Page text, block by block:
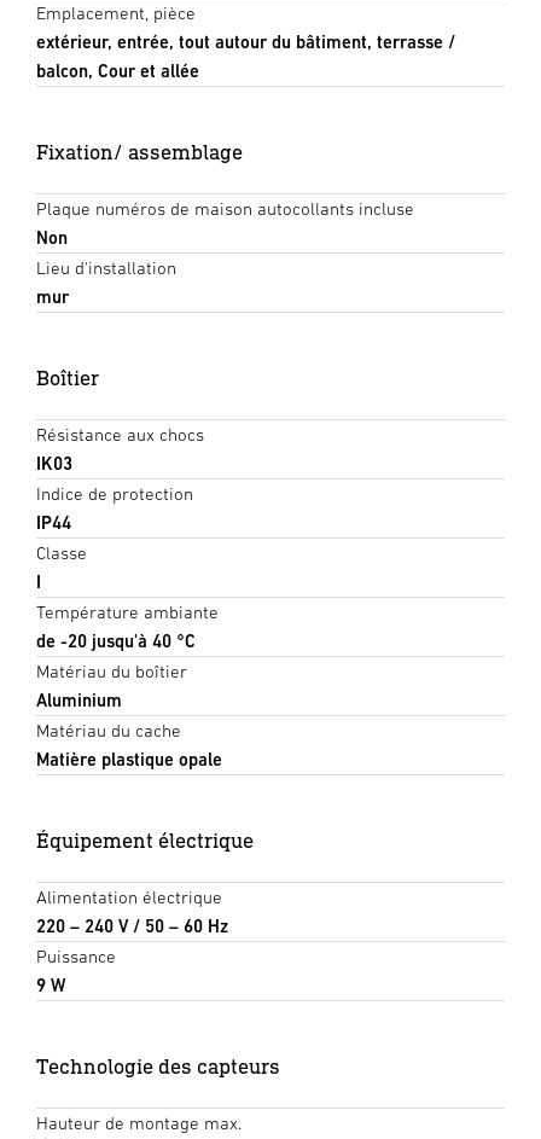
Emplacement, pièce
extérieur, entrée, tout autour du bâtiment, terrasse /
balcon, Cour et allée
Fixation/ assemblage
Plaque numéros de maison autocollants incluse
Non
Lieu d'installation
mur
Boîtier
Résistance aux chocs
IK03
Indice de protection
IP44
Classe
I
Température ambiante
de -20 jusqu'à 40 °C
Matériau du boîtier
Aluminium
Matériau du cache
Matière plastique opale
Équipement électrique
Alimentation électrique
220 – 240 V / 50 – 60 Hz
Puissance
9 W
Technologie des capteurs
Hauteur de montage max.